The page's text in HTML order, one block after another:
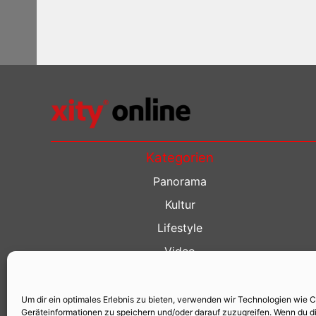
Um dir ein optimales Erlebnis zu bieten, verwenden wir Technologien wie
Geräteinformationen zu speichern und/oder darauf zuzugreifen. Wenn du
Kategorien
Panorama
Kultur
Lifestyle
Video
Kino Guide